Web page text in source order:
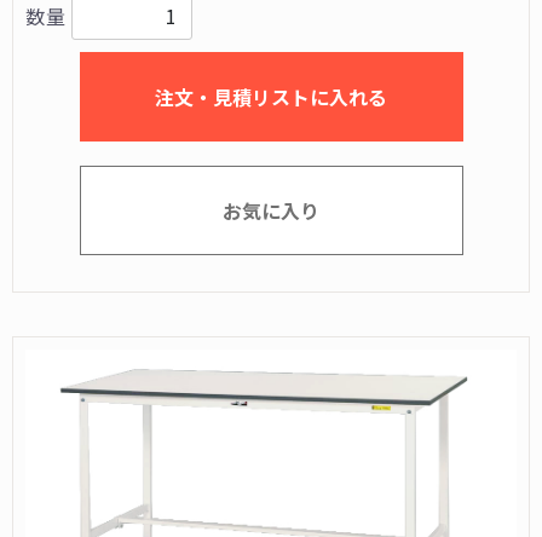
数量
注文・見積リストに入れる
お気に入り